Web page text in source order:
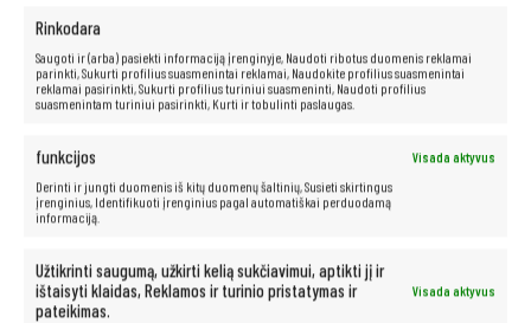
Rinkodara
Saugoti ir (arba) pasiekti informaciją įrenginyje, Naudoti ribotus duomenis reklamai
parinkti, Sukurti profilius suasmenintai reklamai, Naudokite profilius suasmenintai
reklamai pasirinkti, Sukurti profilius turiniui suasmeninti, Naudoti profilius
suasmenintam turiniui pasirinkti, Kurti ir tobulinti paslaugas.
funkcijos
Visada aktyvus
Derinti ir jungti duomenis iš kitų duomenų šaltinių, Susieti skirtingus
įrenginius, Identifikuoti įrenginius pagal automatiškai perduodamą
informaciją.
Užtikrinti saugumą, užkirti kelią sukčiavimui, aptikti jį ir
ištaisyti klaidas, Reklamos ir turinio pristatymas ir
pateikimas.
Visada aktyvus
Užsisakykite šiandien ir žaiskite savo mėgstamus žaidimus bet kur ir bet
kada! Įsitikinkite patys, kad žaidimai debesyje gali suteikti
nepamirštamą žaidimo patirtį, nesvarbu, kur esate.